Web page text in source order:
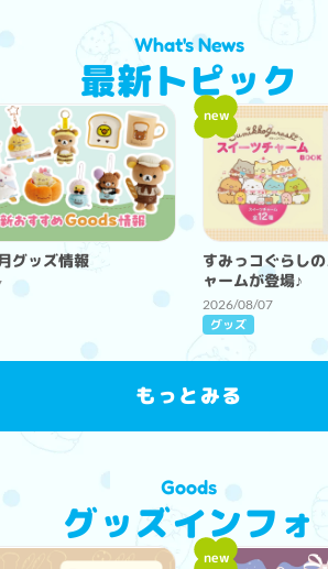
What's News
最新トピック
グッズ情報
すみっコぐらし
ャームが登場♪
2026/08/07
グッズ
new
もっとみる
Goods
グッズインフォ
new